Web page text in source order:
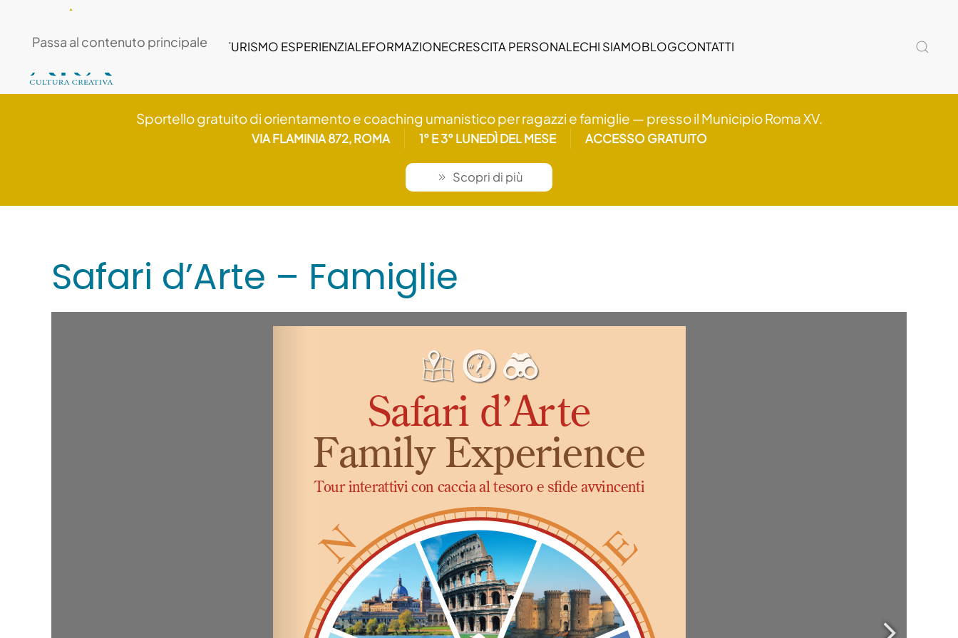
Passa al contenuto principale TURISMO ESPERIENZIALEFORMAZIONECRESCITA PERSONALECHI SIAMOBLOGCONTATTI
Sportello gratuito di orientamento e coaching umanistico per ragazzi e famiglie — presso il Municipio Roma XV.
VIA FLAMINIA 872, ROMA 1° E 3° LUNEDÌ DEL MESE ACCESSO GRATUITO
Scopri di più
Safari d’Arte – Famiglie